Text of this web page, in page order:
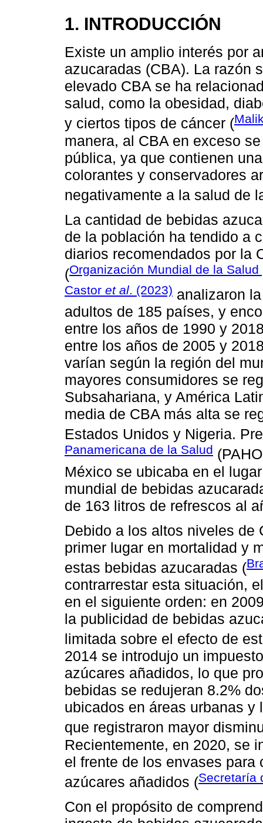
1. INTRODUCCIÓN
Existe un amplio interés por
azucaradas (CBA). La razón
elevado CBA se ha
salud, como la obesidad,
y ciertos tipos de cáncer (
manera, al CBA en exceso
pública, ya que contienen
colorantes y conservadores
negativamente a la salud de
La cantidad de bebidas
de la población ha tendido a
diarios recomendados por la
(Organización Mundial de la Salud
Castor et al . (2023) analizaron
adultos de 185 países, y
entre los años de 1990 y
entre los años de 2005 y
varían según la región del
mayores consumidores se
Subsahariana, y América
media de CBA más alta se
Estados Unidos y Nigeria.
Panamericana de la Salud
México se ubicaba en el
mundial de bebidas
de 163 litros de refrescos al
Debido a los altos niveles de
primer lugar en mortalidad y
estas bebidas azucaradas (
contrarrestar esta situación,
en el siguiente orden: en
la publicidad de bebidas
limitada sobre el efecto de
2014 se introdujo un
azúcares añadidos, lo que
bebidas se redujeran 8.2%
ubicados en áreas urbanas
que registraron mayor
Recientemente, en 2020, se
el frente de los envases
azúcares añadidos (Secretaría
Con el propósito de